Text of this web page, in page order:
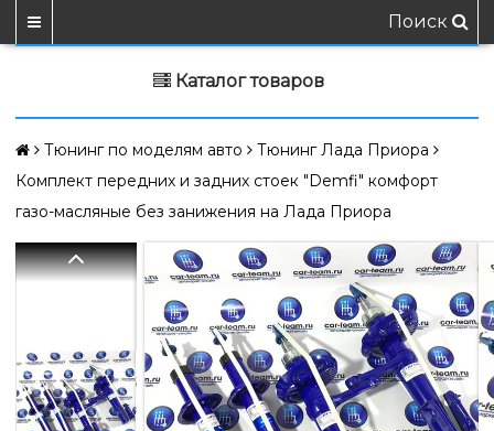
Поиск
Каталог товаров
Тюнинг по моделям авто
Тюнинг Лада Приора
Комплект передних и задних стоек "Demfi" комфорт
газо-масляные без занижения на Лада Приора